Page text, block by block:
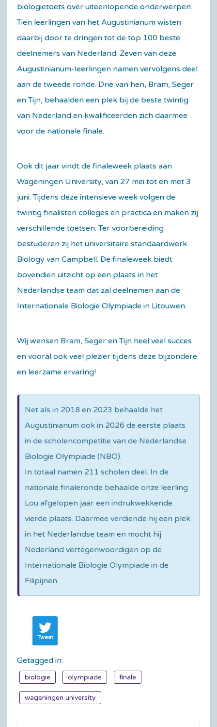
biologietoets over uiteenlopende onderwerpen.
Tien leerlingen van het Augustinianum wisten
daarbij door te dringen tot de top 100 beste
deelnemers van Nederland. Zeven van deze
Augustinianum-leerlingen namen vervolgens deel
aan de tweede ronde. Drie van hen, Bram, Seger
en Tijn, behaalden een plek bij de beste twintig
van Nederland en kwalificeerden zich daarmee
voor de nationale finale.
Ook dit jaar vindt de finaleweek plaats aan
Wageningen University, van 27 mei tot en met 3
juni. Tijdens deze intensieve week volgen de
twintig finalisten colleges en practica en maken zij
verschillende toetsen. Ter voorbereiding
bestuderen zij het universitaire standaardwerk
Biology van Campbell. De finaleweek biedt
bovendien uitzicht op een plaats in het
Nederlandse team dat zal deelnemen aan de
Internationale Biologie Olympiade in Litouwen.
Wij wensen Bram, Seger en Tijn heel veel succes
en vooral ook veel plezier tijdens deze bijzondere
en leerzame ervaring!
Net als in 2018 en 2023 behaalde het
Augustinianum ook in 2026 de eerste plaats
in de scholencompetitie van de Nederlandse
Biologie Olympiade (NBO).
In totaal namen 211 scholen deel. In de
nationale finaleronde behaalde onze leerling
Lou afgelopen jaar een indrukwekkende
vierde plaats. Daarmee verdiende hij een plek
in het Nederlandse team en mocht hij
Nederland vertegenwoordigen op de
Internationale Biologie Olympiade in de
Filipijnen.
Tweet
Getagged in:
biologie olympiade finale
wageningen university